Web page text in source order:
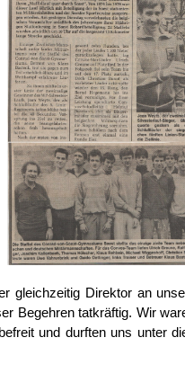
gleichzeitig Direktor an
Begehren tatkräftig. Wir
und durften uns unter